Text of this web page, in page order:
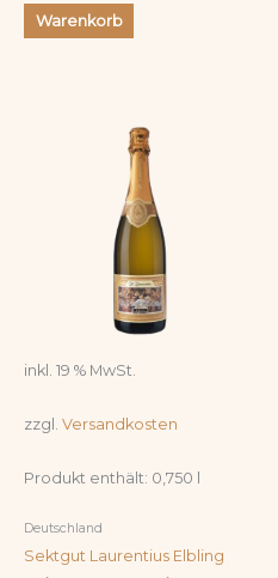
Warenkorb
inkl. 19 % MwSt.
zzgl. Versandkosten
Produkt enthält: 0,750
Deutschland
Sektgut Laurentius Elbling